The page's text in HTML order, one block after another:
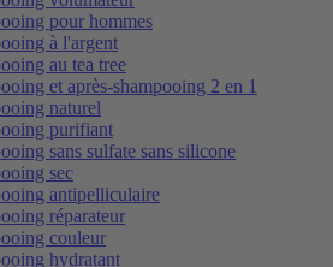
pour hommes
à l'argent
au tea tree
et après-shampooing 2 en 1
naturel
purifiant
sans sulfate sans silicone
sec
antipelliculaire
réparateur
couleur
hydratant